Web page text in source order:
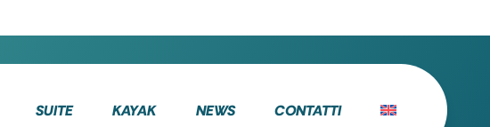
SUITE KAYAK NEWS CONTATTI